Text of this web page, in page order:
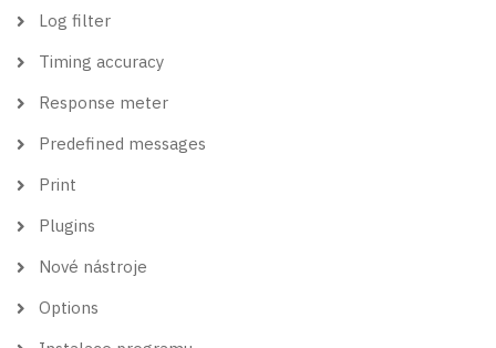
Log filter
Timing accuracy
Response meter
Predefined messages
Print
Plugins
Nové nástroje
Options